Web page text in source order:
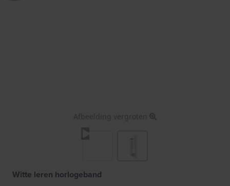
Afbeelding vergroten
Witte leren horlogeband